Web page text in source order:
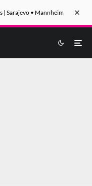
| Sarajevo • Mannheim